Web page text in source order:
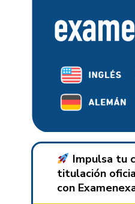
Impulsa tu
titulación
con